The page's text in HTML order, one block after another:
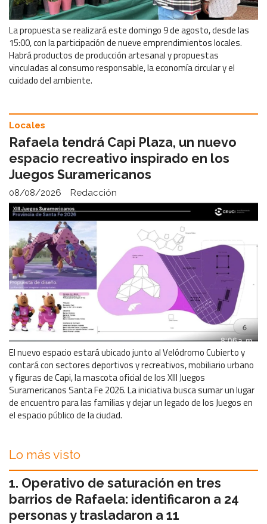
La propuesta se realizará este domingo 9 de agosto, desde las
15:00, con la participación de nueve emprendimientos locales.
Habrá productos de producción artesanal y propuestas
vinculadas al consumo responsable, la economía circular y el
cuidado del ambiente.
Rafaela tendrá Capi Plaza, un nuevo
espacio recreativo inspirado en los
Juegos Suramericanos
Redacción
Locales
08/08/2026
El nuevo espacio estará ubicado junto al Velódromo Cubierto y
contará con sectores deportivos y recreativos, mobiliario urbano
y figuras de Capi, la mascota oficial de los XIII Juegos
Suramericanos Santa Fe 2026. La iniciativa busca sumar un lugar
de encuentro para las familias y dejar un legado de los Juegos en
el espacio público de la ciudad.
Lo más visto
Operativo de saturación en tres
barrios de Rafaela: identificaron a 24
personas y trasladaron a 11